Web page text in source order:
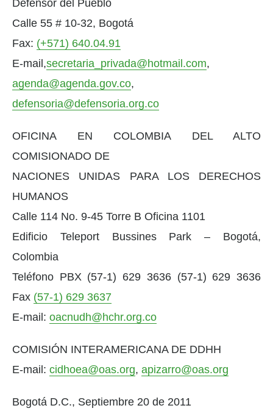
Defensor del Pueblo
Calle 55 # 10-32, Bogotá
Fax: (+571) 640.04.91
E-mail,secretaria_privada@hotmail.com,
agenda@agenda.gov.co,
defensoria@defensoria.org.co
OFICINA EN COLOMBIA DEL ALTO
COMISIONADO DE
NACIONES UNIDAS PARA LOS DERECHOS
HUMANOS
Calle 114 No. 9-45 Torre B Oficina 1101
Edificio Teleport Bussines Park – Bogotá,
Colombia
Teléfono PBX (57-1) 629 3636 (57-1) 629 3636
Fax (57-1) 629 3637
E-mail: oacnudh@hchr.org.co
COMISIÓN INTERAMERICANA DE DDHH
E-mail: cidhoea@oas.org, apizarro@oas.org
Bogotá D.C., Septiembre 20 de 2011